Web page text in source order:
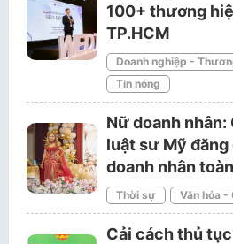
100+ thương
TP.HCM
Doanh nghiệp -
Tin nóng
Nữ doanh
luật sư Mỹ đăng
doanh nhân
Thời sự Văn hóa -
Cải cách thủ